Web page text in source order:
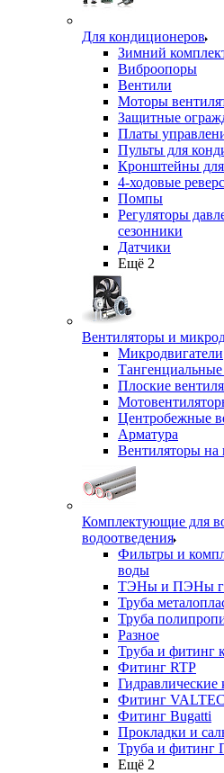
Для кондиционеров
Зимний
Виброопоры
Вентили
Моторы
Защитные
Платы
Пульты для
Кронштейны
4-ходовые
Помпы
Регуляторы
сезонники
Датчики
Ещё 2
Вентиляторы и
Микродвигатели
Плоские
Центробежные
Арматура
Вентиляторы на
Комплектующие для
водоотведения
Фильтры и
воды
ТЭНы и ПЭНы
Труба
Труба
Разное
Труба и фитинг
Фитинг RTP
Фитинг VALTEC
Фитинг Bugatti
Прокладки и
Труба и
Ещё 2